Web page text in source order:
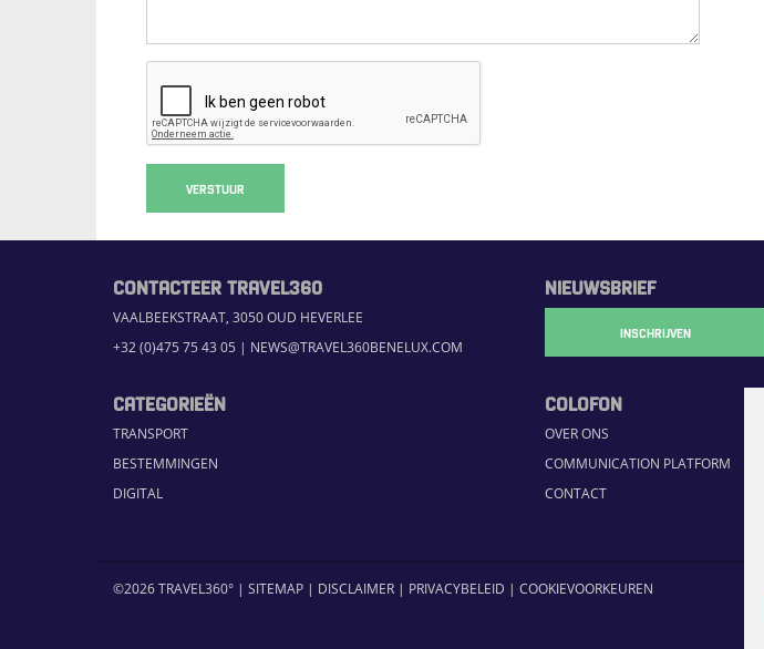
VERSTUUR
CONTACTEER TRAVEL360
VAALBEEKSTRAAT, 3050 OUD HEVERLEE
+32 (0)475 75 43 05 | NEWS@TRAVEL360BENELUX.COM
NIEUWSBRIEF
INSCHRIJVEN
CATEGORIEËN
TRANSPORT
BESTEMMINGEN
DIGITAL
COLOFON
OVER ONS
COMMUNICATION PLATFORM
CONTACT
©2026 TRAVEL360° | SITEMAP | DISCLAIMER | PRIVACYBELEID | COOKIEVOORKEUREN